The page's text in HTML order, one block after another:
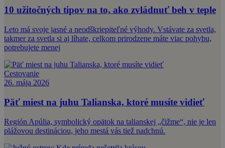
10 užitočných tipov na to, ako zvládnuť beh v teple
Leto má svoje jasné a neodškriepiteľné výhody. Vstávate za svetla,
takmer za svetla si aj líhate, celkom prirodzene máte viac pohybu,
potrebujete menej
Cestovanie
26. mája 2026
Päť miest na juhu Talianska, ktoré musíte vidieť
Región Apúlia, symbolický opätok na talianskej „čižme“, nie je len
plážovou destináciou, jeho mestá vás tiež nadchnú.